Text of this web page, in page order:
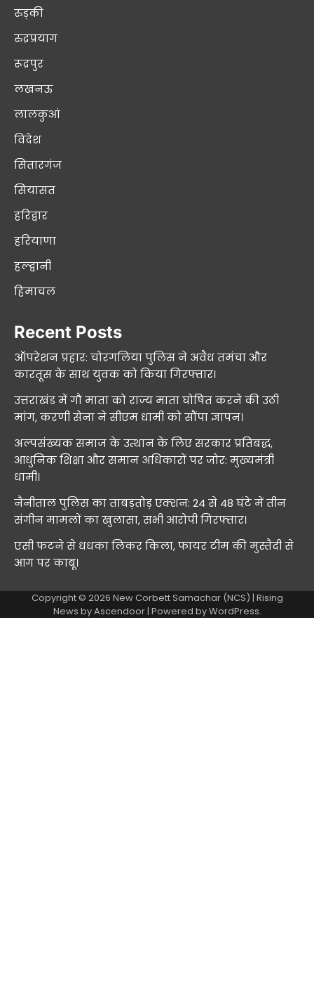
रुड़की
रुद्रप्रयाग
रूद्रपुर
लखनऊ
लालकुआं
विदेश
सितारगंज
सियासत
हरिद्वार
हरियाणा
हल्द्वानी
हिमाचल
Recent Posts
ऑपरेशन प्रहार: चोरगलिया पुलिस ने अवैध तमंचा और
कारतूस के साथ युवक को किया गिरफ्तार।
उत्तराखंड में गौ माता को राज्य माता घोषित करने की उठी
मांग, करणी सेना ने सीएम धामी को सौंपा ज्ञापन।
अल्पसंख्यक समाज के उत्थान के लिए सरकार प्रतिबद्ध,
आधुनिक शिक्षा और समान अधिकारों पर जोर: मुख्यमंत्री
धामी।
नैनीताल पुलिस का ताबड़तोड़ एक्शन: 24 से 48 घंटे में तीन
संगीन मामलों का खुलासा, सभी आरोपी गिरफ्तार।
एसी फटने से धधका लिकर किला, फायर टीम की मुस्तैदी से
आग पर काबू।
Copyright © 2026 New Corbett Samachar (NCS) | Rising
News byAscendoor| Powered byWordPress.